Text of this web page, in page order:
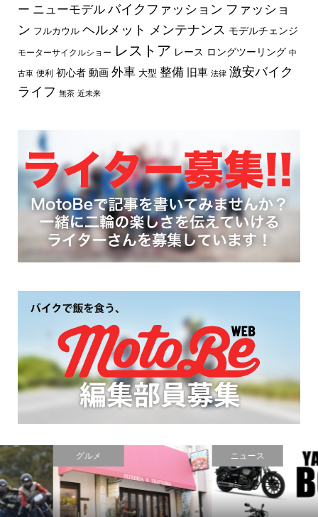
ー ニューモデル バイクファッション ファッショ
ン フルカウル ヘルメット メンテナンス モデルチェンジ
モーターサイクルショー レストア レース ロングツーリング 中
古車 便利 初心者 動画 外車 大型 整備 旧車 法律 激安バイク
ライフ 無茶 近未来
ニュース コラム